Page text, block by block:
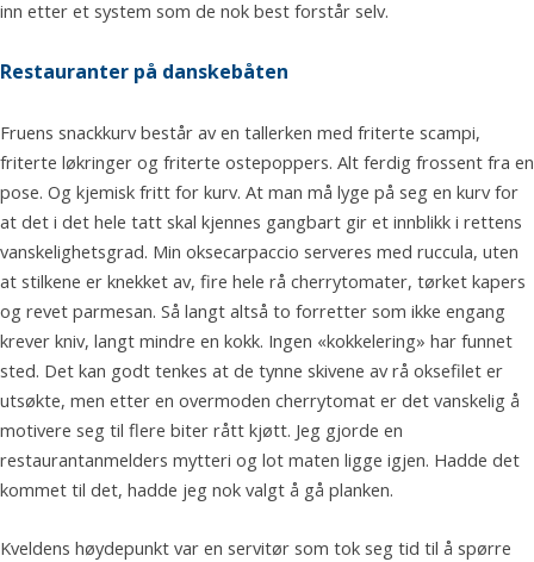
inn etter et system som de nok best forstår selv.
Restauranter på danskebåten
Fruens snackkurv består av en tallerken med friterte scampi,
friterte løkringer og friterte ostepoppers. Alt ferdig frossent fra en
pose. Og kjemisk fritt for kurv. At man må lyge på seg en kurv for
at det i det hele tatt skal kjennes gangbart gir et innblikk i rettens
vanskelighetsgrad. Min oksecarpaccio serveres med ruccula, uten
at stilkene er knekket av, fire hele rå cherrytomater, tørket kapers
og revet parmesan. Så langt altså to forretter som ikke engang
krever kniv, langt mindre en kokk. Ingen «kokkelering» har funnet
sted. Det kan godt tenkes at de tynne skivene av rå oksefilet er
utsøkte, men etter en overmoden cherrytomat er det vanskelig å
motivere seg til flere biter rått kjøtt. Jeg gjorde en
restaurantanmelders mytteri og lot maten ligge igjen. Hadde det
kommet til det, hadde jeg nok valgt å gå planken.
Kveldens høydepunkt var en servitør som tok seg tid til å spørre